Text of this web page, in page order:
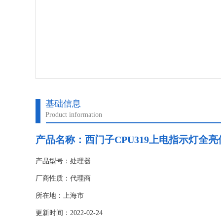
基础信息
Product information
产品名称： 西门子CPU319上电指示灯全
产品型号：处理器
厂商性质：代理商
所在地：上海市
更新时间：2022-02-24